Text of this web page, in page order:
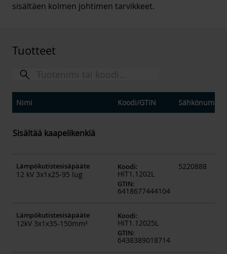
sisältäen kolmen johtimen tarvikkeet.
Tuotteet
Nimi Koodi/GTIN Sähkönumero
Sisältää kaapelikenkiä
Lämpökutistesisäpääte
12 kV 3x1x25-95 lug
Koodi:
HIT1.1202L
GTIN:
6418677444104
5220888
Lämpökutistesisäpääte
12kV 3x1x35-150mm²
Koodi:
HIT1.12025L
GTIN:
6438389018714